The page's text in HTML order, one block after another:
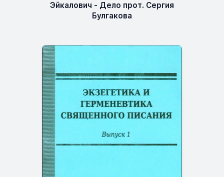
Эйкалович - Дело прот. Сергия
Булгакова